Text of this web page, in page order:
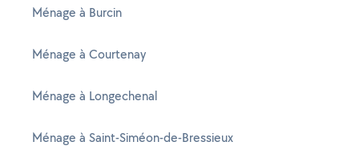
Ménage à Burcin
Ménage à Courtenay
Ménage à Longechenal
Ménage à Saint-Siméon-de-Bressieux